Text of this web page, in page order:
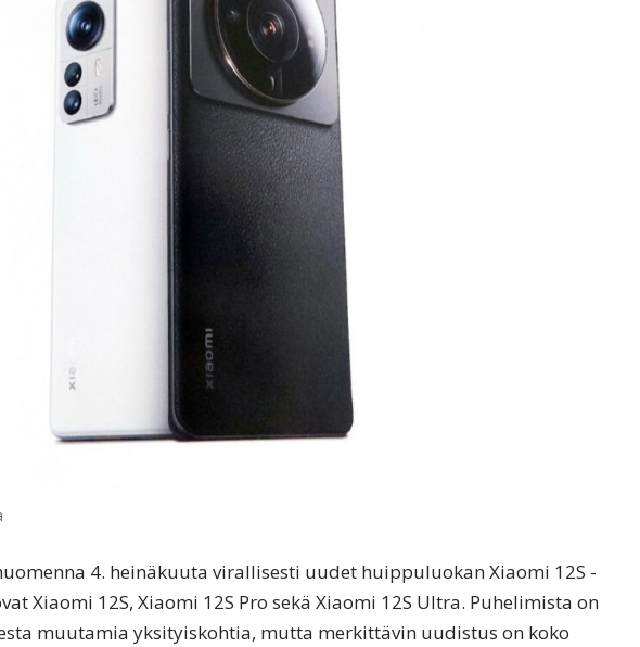
4. heinäkuuta virallisesti uudet huippuluokan Xiaomi 12S -
Xiaomi 12S, Xiaomi 12S Pro sekä Xiaomi 12S Ultra. Puhelimista on
muutamia yksityiskohtia, mutta merkittävin uudistus on koko